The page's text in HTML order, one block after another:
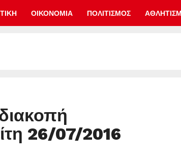
ΟΙΚΟΝΟΜΙΑ ΠΟΛΙΤΙΣΜΟΣ
26/07/2016